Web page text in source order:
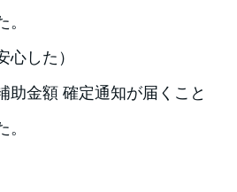
心した）
助金額 確定通知が届くこと